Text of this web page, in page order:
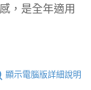
，是全年適用
顯示電腦版詳細說明